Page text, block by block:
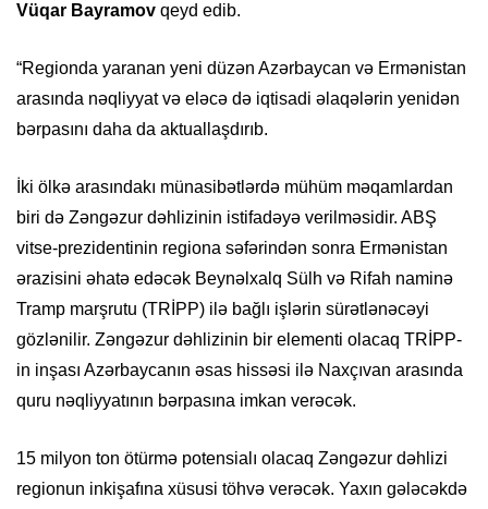
Vüqar Bayramov qeyd edib.
“Regionda yaranan yeni düzən Azərbaycan və Ermənistan
arasında nəqliyyat və eləcə də iqtisadi əlaqələrin yenidən
bərpasını daha da aktuallaşdırıb.
İki ölkə arasındakı münasibətlərdə mühüm məqamlardan
biri də Zəngəzur dəhlizinin istifadəyə verilməsidir. ABŞ
vitse-prezidentinin regiona səfərindən sonra Ermənistan
ərazisini əhatə edəcək Beynəlxalq Sülh və Rifah naminə
Tramp marşrutu (TRİPP) ilə bağlı işlərin sürətlənəcəyi
gözlənilir. Zəngəzur dəhlizinin bir elementi olacaq TRİPP-
in inşası Azərbaycanın əsas hissəsi ilə Naxçıvan arasında
quru nəqliyyatının bərpasına imkan verəcək.
15 milyon ton ötürmə potensialı olacaq Zəngəzur dəhlizi
regionun inkişafına xüsusi töhvə verəcək. Yaxın gələcəkdə